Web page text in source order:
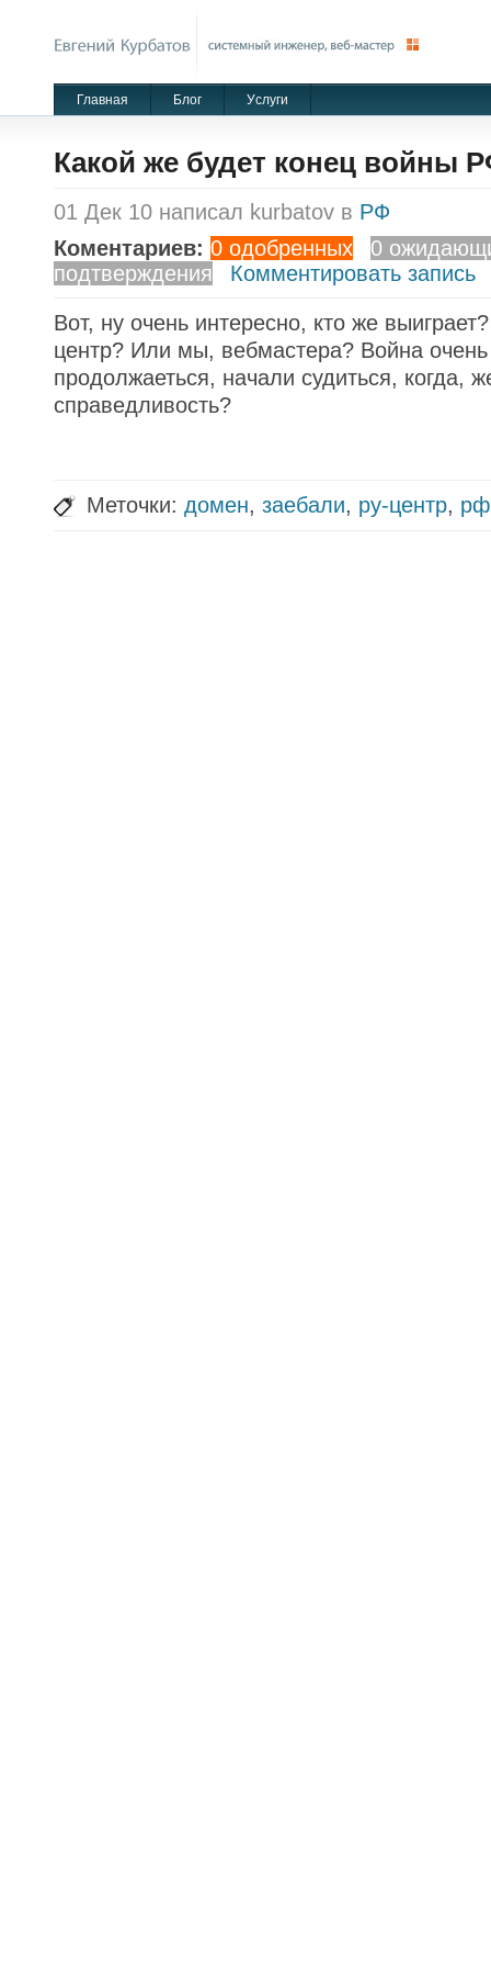
Главная Блог Уcлуги
Какой же будет конец войны
01 Дек 10 написал kurbatov в РФ
Коментариев: 0 одобренных
0
подтверждения
Комментировать запись
Вот, ну очень интересно, кто же
центр? Или мы, вебмастера? Война очень
продолжаеться, начали судиться, когда,
справедливость?
Меточки: домен, заебали, ру-центр, рф